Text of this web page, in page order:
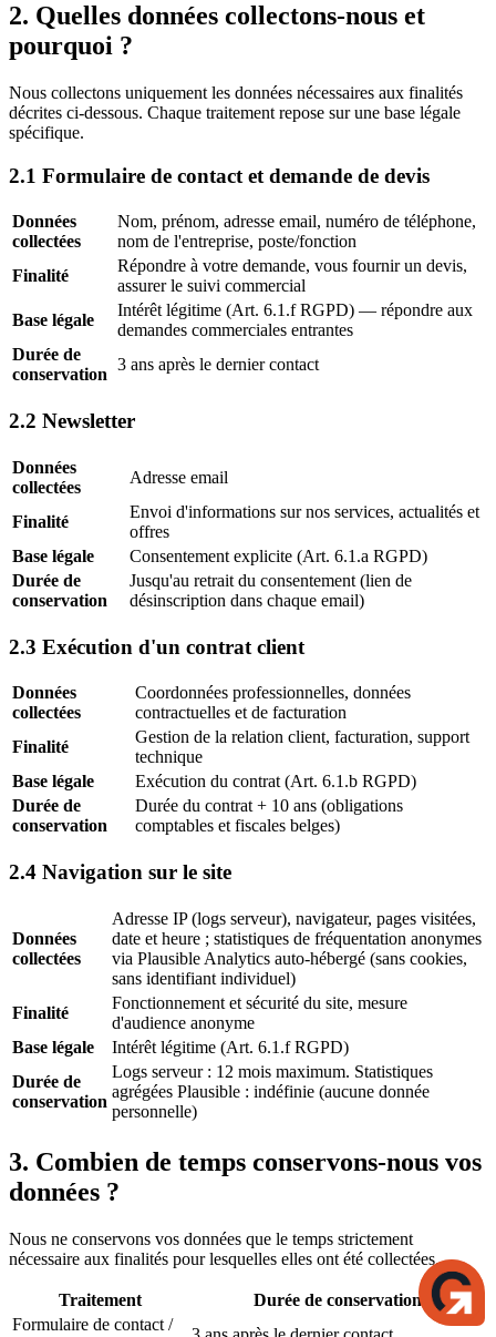
2. Quelles données collectons-nous et
pourquoi ?
Nous collectons uniquement les données nécessaires aux finalités
décrites ci-dessous. Chaque traitement repose sur une base légale
spécifique.
2.1 Formulaire de contact et demande de devis
Données
collectées
Nom, prénom, adresse email, numéro de téléphone,
nom de l'entreprise, poste/fonction
Finalité
Répondre à votre demande, vous fournir un devis,
assurer le suivi commercial
Base légale
Intérêt légitime (Art. 6.1.f RGPD) — répondre aux
demandes commerciales entrantes
Durée de
conservation
3 ans après le dernier contact
2.2 Newsletter
Données
collectées
Adresse email
Finalité
Envoi d'informations sur nos services, actualités et
offres
Base légale
Consentement explicite (Art. 6.1.a RGPD)
Durée de
conservation
Jusqu'au retrait du consentement (lien de
désinscription dans chaque email)
2.3 Exécution d'un contrat client
Données
collectées
Coordonnées professionnelles, données
contractuelles et de facturation
Finalité
Gestion de la relation client, facturation, support
technique
Base légale
Exécution du contrat (Art. 6.1.b RGPD)
Durée de
conservation
Durée du contrat + 10 ans (obligations
comptables et fiscales belges)
2.4 Navigation sur le site
Données
collectées
Adresse IP (logs serveur), navigateur, pages visitées,
date et heure ; statistiques de fréquentation anonymes
via Plausible Analytics auto-hébergé (sans cookies,
sans identifiant individuel)
Finalité
Fonctionnement et sécurité du site, mesure
d'audience anonyme
Base légale
Intérêt légitime (Art. 6.1.f RGPD)
Durée de
conservation
Logs serveur : 12 mois maximum. Statistiques
agrégées Plausible : indéfinie (aucune donnée
personnelle)
3. Combien de temps conservons-nous vos
données ?
Nous ne conservons vos données que le temps strictement
nécessaire aux finalités pour lesquelles elles ont été collectées.
Traitement
Durée de conservation
Formulaire de contact /